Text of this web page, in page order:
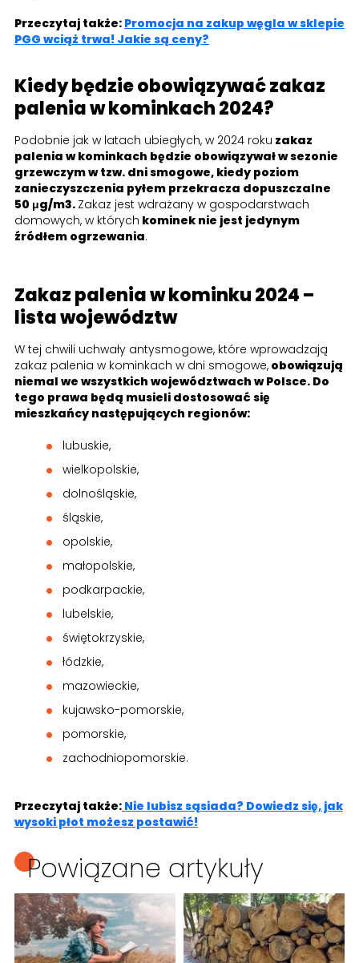
Przeczytaj także: Promocja na zakup węgla w sklepie
PGG wciąż trwa! Jakie są ceny?
Kiedy będzie obowiązywać zakaz
palenia w kominkach 2024?
Podobnie jak w latach ubiegłych, w 2024 roku zakaz
palenia w kominkach będzie obowiązywał w sezonie
grzewczym w tzw. dni smogowe, kiedy poziom
zanieczyszczenia pyłem przekracza dopuszczalne
50 μg/m3. Zakaz jest wdrażany w gospodarstwach
domowych, w których kominek nie jest jedynym
źródłem ogrzewania.
Zakaz palenia w kominku 2024 –
lista województw
W tej chwili uchwały antysmogowe, które wprowadzają
zakaz palenia w kominkach w dni smogowe, obowiązują
niemal we wszystkich województwach w Polsce. Do
tego prawa będą musieli dostosować się
mieszkańcy następujących regionów:
lubuskie,
wielkopolskie,
dolnośląskie,
śląskie,
opolskie,
małopolskie,
podkarpackie,
lubelskie,
świętokrzyskie,
łódzkie,
mazowieckie,
kujawsko-pomorskie,
pomorskie,
zachodniopomorskie.
Przeczytaj także: Nie lubisz sąsiada? Dowiedz się, jak
wysoki płot możesz postawić!
Powiązane artykuły